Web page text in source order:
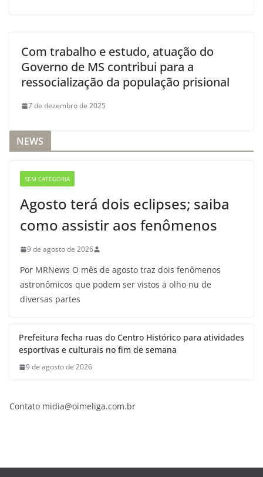
Com trabalho e estudo, atuação do
Governo de MS contribui para a
ressocialização da população prisional
7 de dezembro de 2025
NEWS
SEM CATEGORIA
Agosto terá dois eclipses; saiba
como assistir aos fenômenos
9 de agosto de 2026
Por MRNews O mês de agosto traz dois fenômenos
astronômicos que podem ser vistos a olho nu de
diversas partes
Prefeitura fecha ruas do Centro Histórico para atividades
esportivas e culturais no fim de semana
9 de agosto de 2026
Contato midia@oimeliga.com.br